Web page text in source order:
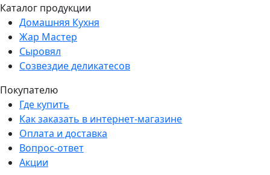
Каталог продукции
Домашняя Кухня
Жар Мастер
Сыровял
Созвездие деликатесов
Покупателю
Где купить
Как заказать в интернет-магазине
Оплата и доставка
Вопрос-ответ
Акции